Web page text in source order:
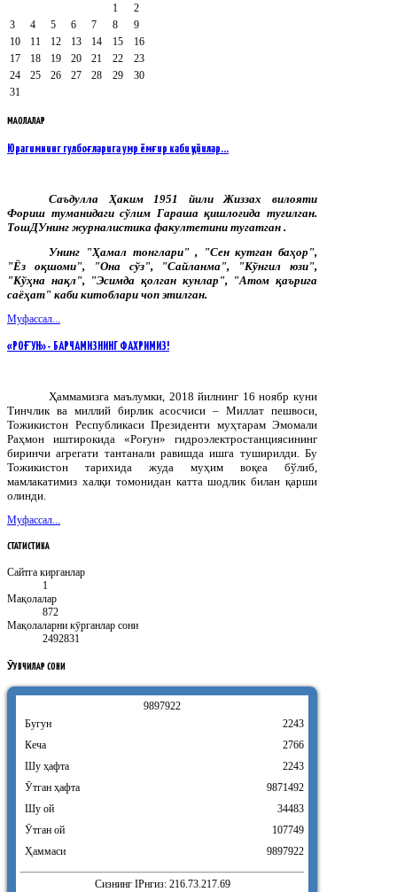
1
2
3
4 5 6 7 8
9
10
11 12 13 14 15
16
17
18 19 20 21 22
23
24
25 26 27 28 29
30
31
МАҚОЛАЛАР
Юрагимнинг гулбоғларига умр ёмғир каби қуйилар…
Саъдулла Ҳаким 1951 йили Жиззах вилояти
Фориш туманидаги сўлим Гараша қишлоғида туғилган.
ТошДУнинг журналистика факултетини тугатган .
Унинг "Ҳамал тонглари" , "Сен кутган баҳор",
"Ёз оқшоми", "Она сўз", "Сайланма", "Кўнгил юзи",
"Кўҳна нақл", "Эсимда қолган кунлар", "Атом қаърига
саёҳат" каби китоблари чоп этилган.
Муфассал...
«РОҒУН» - БАРЧАМИЗНИНГ ФАХРИМИЗ!
Ҳаммамизга маълумки, 2018 йилнинг 16 ноябр куни
Тинчлик ва миллий бирлик асосчиси – Миллат пешвоси,
Тожикистон Республикаси Президенти муҳтарам Эмомали
Раҳмон иштирокида «Роғун» гидроэлектростанциясининг
биринчи агрегати тантанали равишда ишга туширилди. Бу
Тожикистон тарихида жуда муҳим воқеа бўлиб,
мамлакатимиз халқи томонидан катта шодлик билан қарши
олинди.
Муфассал...
СТАТИСТИКА
Сайтга кирганлар
1
Мақолалар
872
Мақолаларни кӯрганлар сони
2492831
ӮҚУВЧИЛАРСОНИ
9897922
Бугун
Кеча
Шу ҳафта
Ӯтган ҳафта
Шу ой
Ӯтган ой
Ҳаммаси
2243
2766
2243
9871492
34483
107749
9897922
Сизнинг IPнгиз: 216.73.217.69